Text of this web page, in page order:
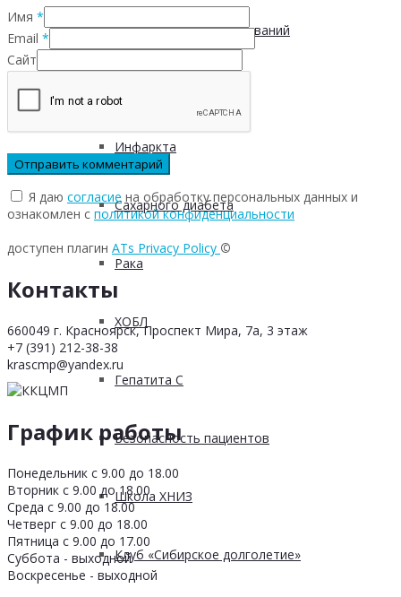
Инфекционных заболеваний
Инфаркта
Сахарного диабета
Рака
ХОБЛ
Гепатита С
Безопасность пациентов
Школа ХНИЗ
Клуб «Сибирское долголетие»
Имя *
Email *
Сайт
Я даю согласие на обработку персональных данных и
ознакомлен с политикой конфиденциальности
доступен плагин ATs Privacy Policy ©
Контакты
660049 г. Красноярск, Проспект Мира, 7а, 3 этаж
+7 (391) 212-38-38
krascmp@yandex.ru
График работы
Понедельник с 9.00 до 18.00
Вторник с 9.00 до 18.00
Среда с 9.00 до 18.00
Четверг с 9.00 до 18.00
Пятница с 9.00 до 17.00
Суббота - выходной
Воскресенье - выходной